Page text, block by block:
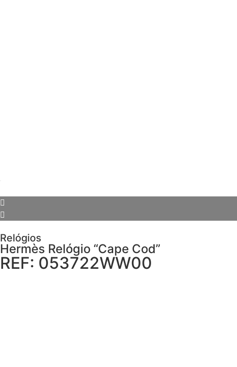
Relógios
Hermès Relógio “Cape Cod”
REF: 053722WW00